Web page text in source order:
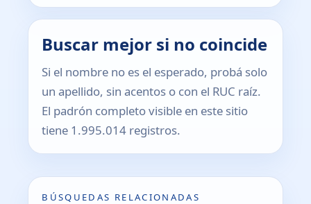
Buscar mejor si no coincide
Si el nombre no es el esperado, probá solo
un apellido, sin acentos o con el RUC raíz.
El padrón completo visible en este sitio
tiene 1.995.014 registros.
BÚSQUEDAS RELACIONADAS